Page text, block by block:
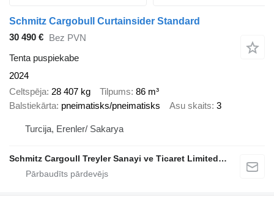
Schmitz Cargobull Curtainsider Standard
30 490 € Bez PVN
Tenta puspiekabe
2024
Celtspēja 28 407 kg Tilpums 86 m³
Balstiekārta pneimatisks/pneimatisks Asu skaits 3
Turcija, Erenler/ Sakarya
Schmitz Cargoull Treyler Sanayi ve Ticaret Limited Sirketi